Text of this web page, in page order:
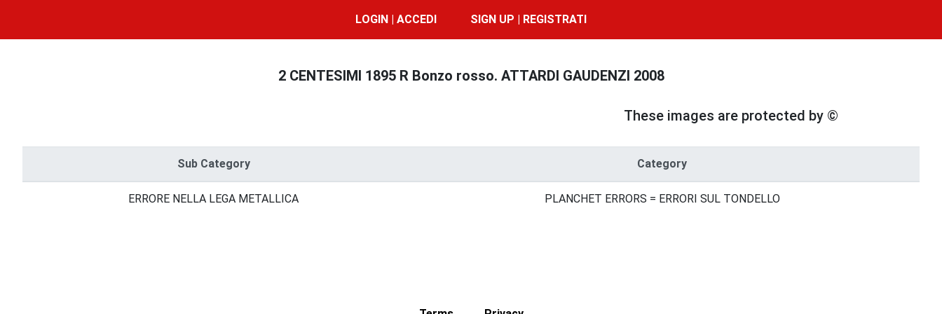
LOGIN | ACCEDI SIGN UP | REGISTRATI
2 CENTESIMI 1895 R Bonzo rosso. ATTARDI GAUDENZI 2008
These images are protected by ©
Sub Category Category
ERRORE NELLA LEGA METALLICA PLANCHET ERRORS = ERRORI SUL TONDELLO